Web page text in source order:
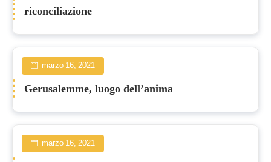
riconciliazione
marzo 16, 2021
Gerusalemme, luogo dell’anima
marzo 16, 2021